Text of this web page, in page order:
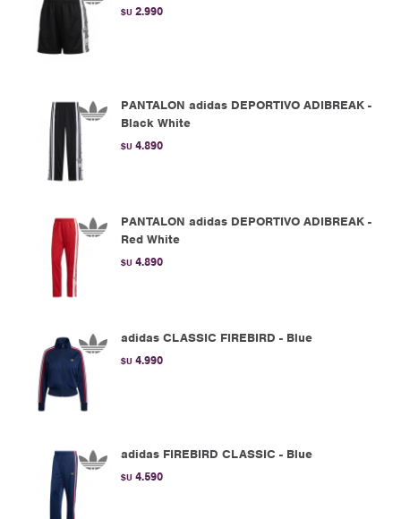
$U 2.990
PANTALON adidas DEPORTIVO ADIBREAK -
Black White
$U 4.890
PANTALON adidas DEPORTIVO ADIBREAK -
Red White
$U 4.890
adidas CLASSIC FIREBIRD - Blue
$U 4.990
adidas FIREBIRD CLASSIC - Blue
$U 4.590